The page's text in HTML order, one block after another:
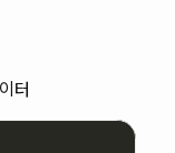
터